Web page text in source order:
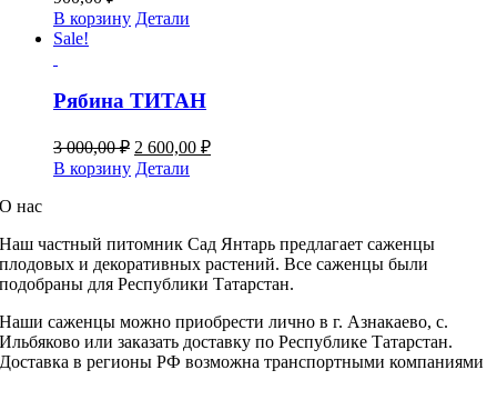
В корзину Детали
Sale!
Рябина ТИТАН
3 000,00₽ Первоначальная
цена
составляла
2 600,00 ₽Текущая
В корзину Детали
О нас
Наш частный питомникСад Янтарь предлагает саженцы
плодовых и декоративных растений. Все саженцы были
подобраны для Республики Татарстан.
Наши саженцы можно приобрести лично в г. Азнакаево, с.
Ильбяково или заказать доставку по Республике Татарстан.
Доставка в регионы РФ возможна транспортными компаниями